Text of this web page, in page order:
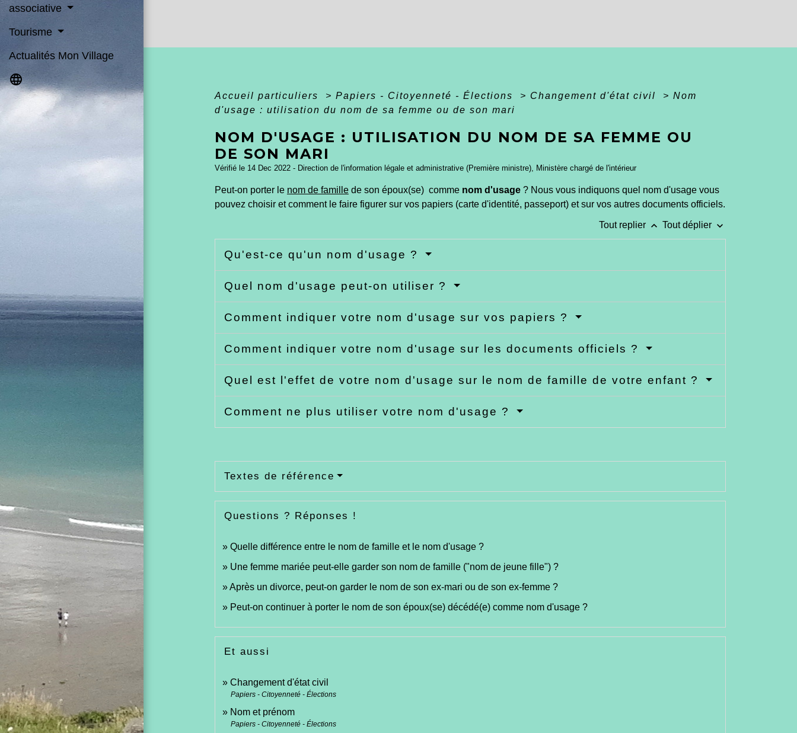
associative
Tourisme
Actualités Mon Village
language
Accueil particuliers > Papiers - Citoyenneté - Élections > Changement d'état civil > Nom
d'usage : utilisation du nom de sa femme ou de son mari
NOM D'USAGE : UTILISATION DU NOM DE SA FEMME OU
DE SON MARI
Vérifié le 14 Dec 2022 - Direction de l'information légale et administrative (Première ministre), Ministère chargé de l'intérieur
Peut-on porter le nom de famillede son époux(se) comme nom d'usage? Nous vous indiquons quel nom d'usage vous
pouvez choisir et comment le faire figurer sur vos papiers (carte d'identité, passeport) et sur vos autres documents officiels.
Tout replier keyboard_arrow_up Tout déplier keyboard_arrow_down
Qu'est-ce qu'un nom d'usage ?
Quel nom d'usage peut-on utiliser ?
Comment indiquer votre nom d'usage sur vos papiers ?
Comment indiquer votre nom d'usage sur les documents officiels ?
Quel est l'effet de votre nom d'usage sur le nom de famille de votre enfant ?
Comment ne plus utiliser votre nom d'usage ?
Textes de référence
Questions ? Réponses !
Quelle différence entre le nom de famille et le nom d'usage ?
Une femme mariée peut-elle garder son nom de famille ("nom de jeune fille") ?
Après un divorce, peut-on garder le nom de son ex-mari ou de son ex-femme ?
Peut-on continuer à porter le nom de son époux(se) décédé(e) comme nom d'usage ?
Et aussi
Changement d'état civil
Papiers - Citoyenneté - Élections
Nom et prénom
Papiers - Citoyenneté - Élections